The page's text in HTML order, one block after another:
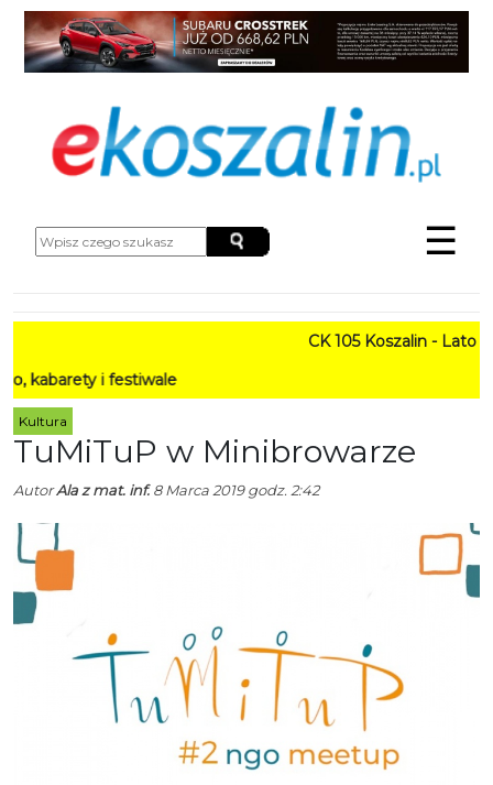
☰
CK 105 Koszalin - Lato w
i festiwale
Kultura
TuMiTuP w Minibrowarze
AutorAla z mat. inf.8 Marca 2019 godz. 2:42